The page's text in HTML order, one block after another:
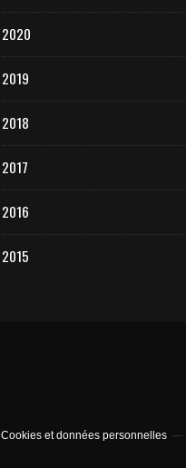
2020
2019
2018
2017
2016
2015
Cookies et données personnelles